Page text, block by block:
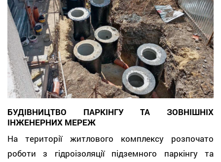
БУДІВНИЦТВО ПАРКІНГУ ТА ЗОВНІШНІХ
ІНЖЕНЕРНИХ МЕРЕЖ
На території житлового комплексу розпочато
роботи з гідроізоляції підземного паркінгу та